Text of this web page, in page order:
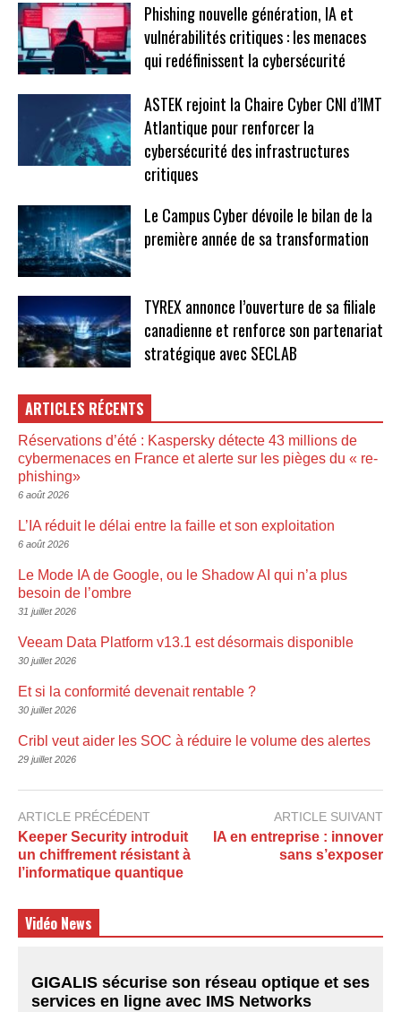
Phishing nouvelle génération, IA et
vulnérabilités critiques : les menaces
qui redéfinissent la cybersécurité
ASTEK rejoint la Chaire Cyber CNI d’IMT
Atlantique pour renforcer la
cybersécurité des infrastructures
critiques
Le Campus Cyber dévoile le bilan de la
première année de sa transformation
TYREX annonce l’ouverture de sa filiale
canadienne et renforce son partenariat
stratégique avec SECLAB
ARTICLES RÉCENTS
Réservations d’été : Kaspersky détecte 43 millions de
cybermenaces en France et alerte sur les pièges du « re-
phishing»
6 août 2026
L’IA réduit le délai entre la faille et son exploitation
6 août 2026
Le Mode IA de Google, ou le Shadow AI qui n’a plus
besoin de l’ombre
31 juillet 2026
Veeam Data Platform v13.1 est désormais disponible
30 juillet 2026
Et si la conformité devenait rentable ?
30 juillet 2026
Cribl veut aider les SOC à réduire le volume des alertes
29 juillet 2026
ARTICLE PRÉCÉDENT
Keeper Security introduit
un chiffrement résistant à
l’informatique quantique
ARTICLE SUIVANT
IA en entreprise : innover
sans s’exposer
Vidéo News
GIGALIS sécurise son réseau optique et ses
services en ligne avec IMS Networks